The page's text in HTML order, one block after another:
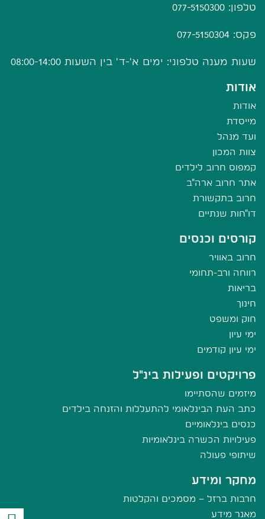
טלפון: 077-5150300
פקס: 077-5150304
שעות מענה טלפוני: ימים א'-ד' בין השעות 08:00-14:00
אודות
אודות
מייסדת
ועד מנהל
צוות המכון
קמפוס חרוב לילדים
אתר חרוב ארה"ב
חרוב בתקשורת
דו"חות שנתיים
קורסים וכנסים
חרוב באוויר
רווחה ורב-תחומי
בריאות
חינוך
חוק ומשפט
ימי עיון
ימי עיון קודמים
פרויקטים ופעילות בינ"ל
מיזמים שהסתיימו
כתב העת הבינלאומי להתעללות והזנחה בילדים
כנסים בינלאומיים
פעילויות הכשרה בינלאומיות
שיתופי פעולה
מחקר ומידע
חרבות ברזל – מסמכים והקלטות
מאגר מידע